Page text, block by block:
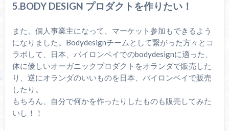
5.BODY DESIGN プロダクトを作りたい！
また、個人事業主になって、マーケット参加もできるよう
になりました。Bodydesignチームとして繋がった方々とコ
ラボして、日本、バイロンベイでのbodydesignに適った、
体に優しいオーガニックプロダクトをオランダで販売した
り、逆にオランダのいいものを日本、バイロンベイで販売
したり。
もちろん、自分で何かを作ったりしたものも販売してみた
いし！！